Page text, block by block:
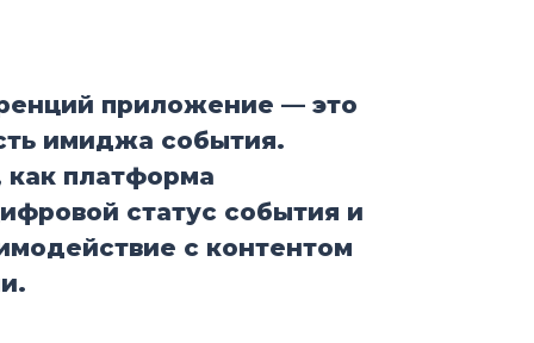
приложение — это
имиджа события.
как платформа
статус события и
с контентом